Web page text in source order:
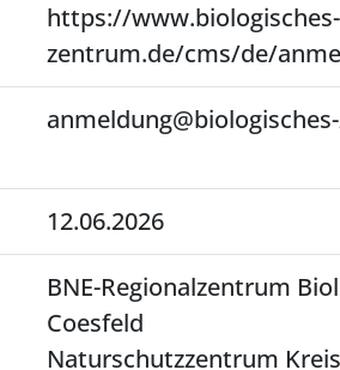
https://www.biologisches-
zentrum.de/cms/de/
12.06.2026
BNE-Regionalzentrum
Coesfeld
Naturschutzzentrum